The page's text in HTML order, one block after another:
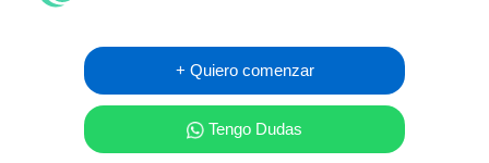
+ Quiero comenzar
Tengo Dudas